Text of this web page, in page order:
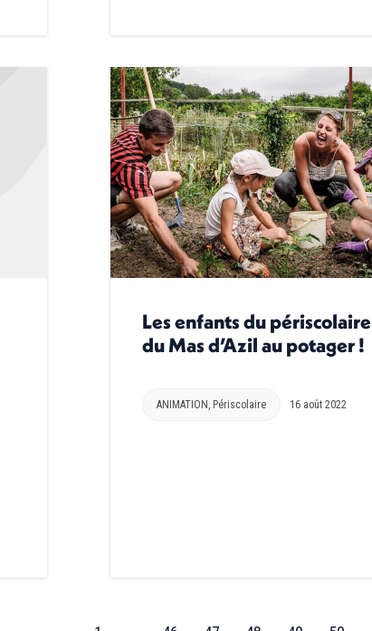
Les enfants du périscolaire
du Mas d’Azil au potager !
ANIMATION , Périscolaire 16 août 2022